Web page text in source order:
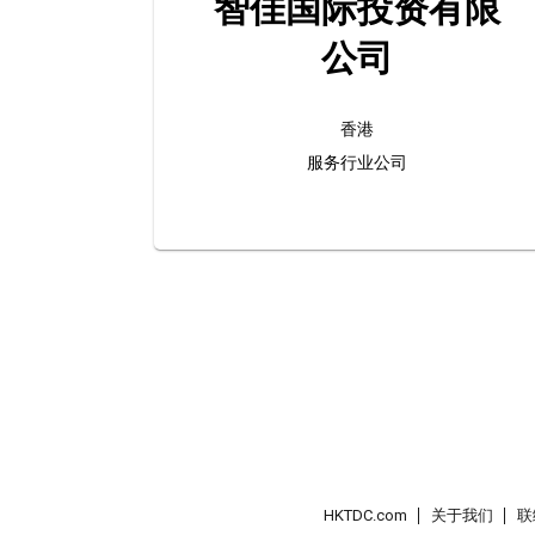
智佳国际投资有限
公司
香港
服务行业公司
HKTDC.com 关于我们